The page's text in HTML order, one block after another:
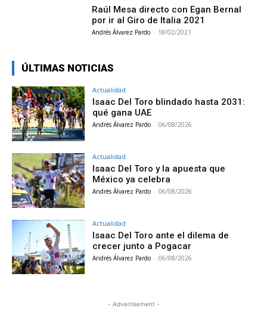
Raúl Mesa directo con Egan Bernal
por ir al Giro de Italia 2021
Andrés Álvarez Pardo - 18/02/2021
ÚLTIMAS NOTICIAS
Actualidad
Isaac Del Toro blindado hasta 2031:
qué gana UAE
Andrés Álvarez Pardo - 06/08/2026
Actualidad
Isaac Del Toro y la apuesta que
México ya celebra
Andrés Álvarez Pardo - 06/08/2026
Actualidad
Isaac Del Toro ante el dilema de
crecer junto a Pogacar
Andrés Álvarez Pardo - 06/08/2026
- Advertisement -